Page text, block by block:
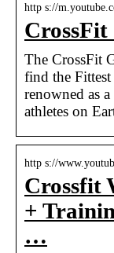
http s://
CrossFit
The CrossFit
find the
renowned as
athletes on
http s://
Crossfit
+
…